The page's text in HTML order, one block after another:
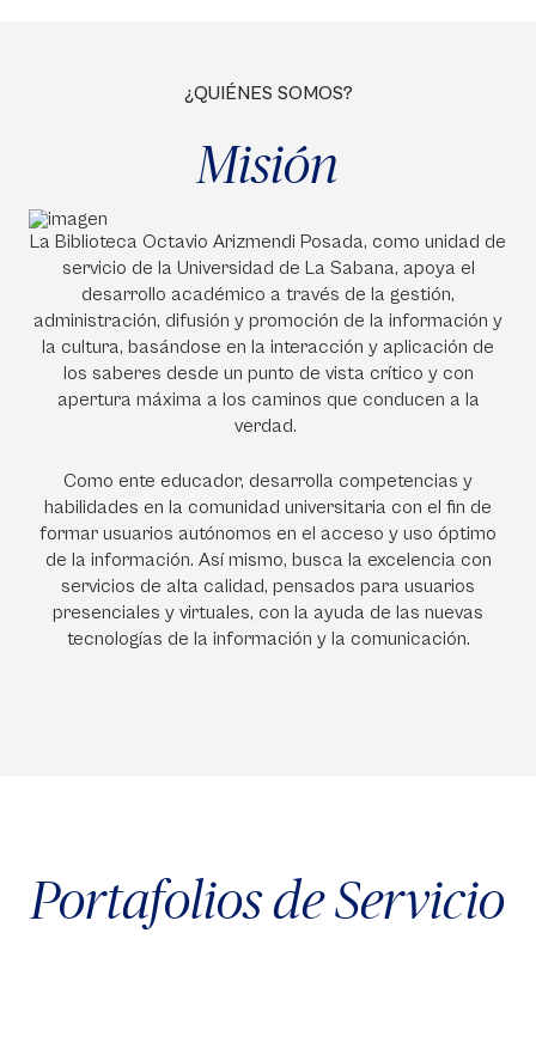
¿QUIÉNES SOMOS?
Misión
La Biblioteca Octavio Arizmendi Posada, como unidad de
servicio de la Universidad de La Sabana, apoya el
desarrollo académico a través de la gestión,
administración, difusión y promoción de la información y
la cultura, basándose en la interacción y aplicación de
los saberes desde un punto de vista crítico y con
apertura máxima a los caminos que conducen a la
verdad.
Como ente educador, desarrolla competencias y
habilidades en la comunidad universitaria con el fin de
formar usuarios autónomos en el acceso y uso óptimo
de la información. Así mismo, busca la excelencia con
servicios de alta calidad, pensados para usuarios
presenciales y virtuales, con la ayuda de las nuevas
tecnologías de la información y la comunicación.
Portafolios de Servicio